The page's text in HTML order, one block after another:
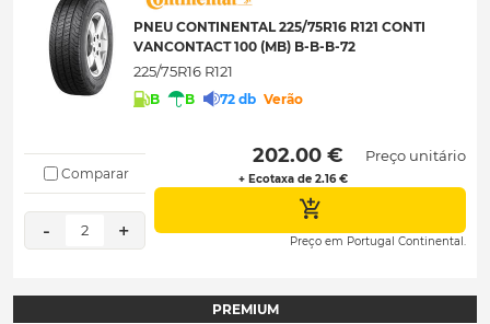
PNEU CONTINENTAL 225/75R16 R121 CONTI
VANCONTACT 100 (MB) B-B-B-72
225/75R16 R121
B B 72 db Verão
Comparar
- 2 +
202.00 €
+ Ecotaxa de 2.16 €
Preço unitário
Preço em Portugal Continental.
PREMIUM